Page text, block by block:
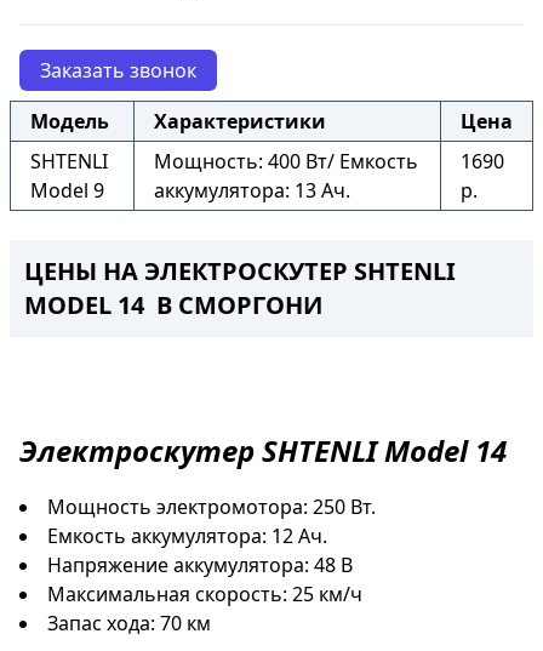
Заказать звонок
Модель
Характеристики
Цена
SHTENLI
Model 9
Мощность: 400 Вт/ Емкость
аккумулятора: 13 Ач.
1690
р.
ЦЕНЫ НА ЭЛЕКТРОСКУТЕР SHTENLI
MODEL 14 В СМОРГОНИ
ЭлектроскутерSHTENLI Model 14
Мощность электромотора: 250 Вт.
Емкость аккумулятора: 12 Ач.
Напряжение аккумулятора: 48 В
Максимальная скорость: 25 км/ч
Запас хода: 70 км